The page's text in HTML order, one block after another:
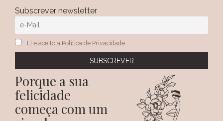
Subscrever newsletter
Li e aceito a Política de Privacidade
Porque a sua
felicidade
começa com um